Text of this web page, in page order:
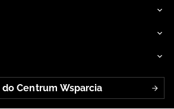
do Centrum Wsparcia